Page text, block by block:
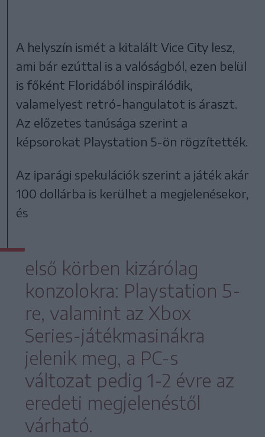
A helyszín ismét a kitalált Vice City lesz,
ami bár ezúttal is a valóságból, ezen belül
is főként Floridából inspirálódik,
valamelyest retró-hangulatot is áraszt.
Az előzetes tanúsága szerint a
képsorokat Playstation 5-ön rögzítették.
Az iparági spekulációk szerint a játék akár
100 dollárba is kerülhet a megjelenésekor,
és
első körben kizárólag
konzolokra: Playstation 5-
re, valamint az Xbox
Series-játékmasinákra
jelenik meg, a PC-s
változat pedig 1-2 évre az
eredeti megjelenéstől
várható.